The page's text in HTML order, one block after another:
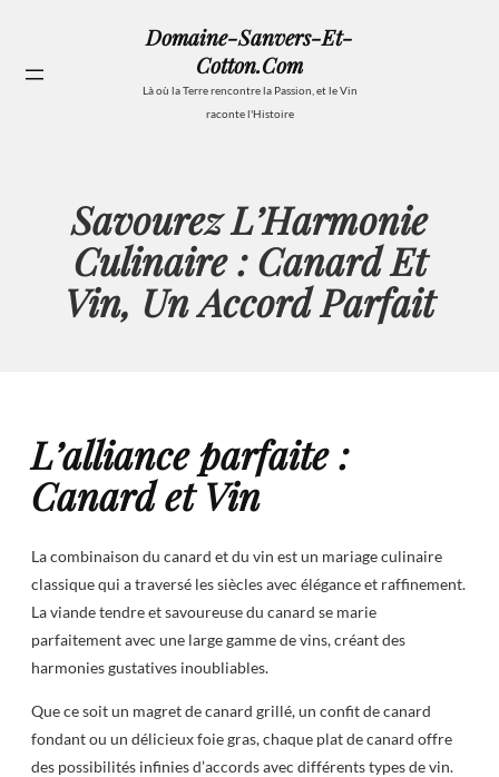
contenu
Domaine-Sanvers-Et-
Cotton.com
Là où la Terre rencontre la Passion, et le Vin
raconte l'Histoire
Savourez L’Harmonie
Culinaire : Canard Et
Vin, Un Accord Parfait
L’alliance parfaite :
Canard et Vin
La combinaison du canard et du vin est un mariage culinaire
classique qui a traversé les siècles avec élégance et raffinement.
La viande tendre et savoureuse du canard se marie
parfaitement avec une large gamme de vins, créant des
harmonies gustatives inoubliables.
Que ce soit un magret de canard grillé, un confit de canard
fondant ou un délicieux foie gras, chaque plat de canard offre
des possibilités infinies d’accords avec différents types de vin.